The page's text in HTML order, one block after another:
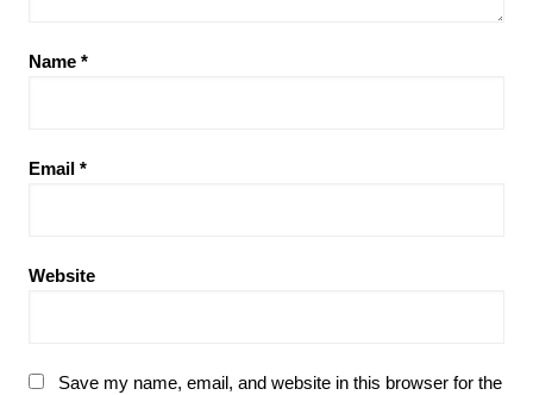
Name *
Email *
Website
Save my name, email, and website in this browser for the